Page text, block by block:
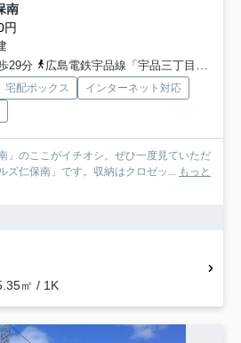
南
円
29分
広島電鉄宇品線「宇品三丁目」駅 徒歩48分
宅配ボックス
インターネット対応
」のここがイチオシ。ぜひ一度見ていただ
ズ仁保南」です。収納はクロゼッ... もっと
㎡ / 1K